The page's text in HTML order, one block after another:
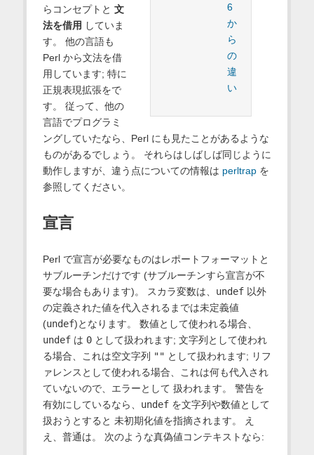
6
か
ら
の
違
い
らコンセプトと 文
法を借用 していま
す。 他の言語も
Perl から文法を借
用しています; 特に
正規表現拡張をで
す。 従って、他の
言語でプログラミ
ングしていたなら、Perl にも見たことがあるような
ものがあるでしょう。 それらはしばしば同じように
動作しますが、違う点についての情報は perltrapを
参照してください。
宣言
Perl で宣言が必要なものはレポートフォーマットと
サブルーチンだけです (サブルーチンすら宣言が不
要な場合もあります)。 スカラ変数は、 undef以外
の定義された値を代入されるまでは未定義値
(undef)となります。 数値として使われる場合、
undefは 0として扱われます; 文字列として使われ
る場合、これは空文字列 "" として扱われます; リフ
ァレンスとして使われる場合、これは何も代入され
ていないので、エラーとして 扱われます。 警告を
有効にしているなら、 undefを文字列や数値として
扱おうとすると 未初期化値を指摘されます。 え
え、普通は。 次のような真偽値コンテキストなら: